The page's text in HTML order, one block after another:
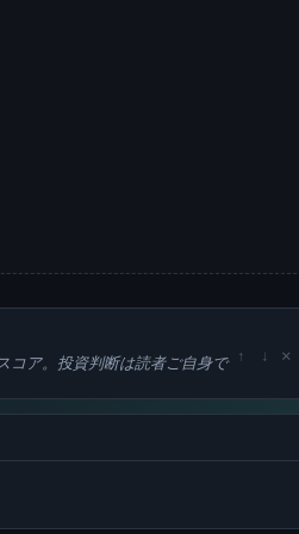
コア。投資判断は読者ご自身で ↑ ↓ ×